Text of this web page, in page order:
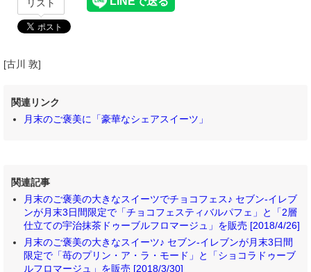
リスト
[古川 敦]
関連リンク
月末のご褒美に「豪華なシェアスイーツ」
関連記事
月末のご褒美の大きなスイーツでチョコフェス♪ セブン‐イレブ
ンが月末3日間限定で「チョコフェスティバルパフェ」と「2層
仕立ての宇治抹茶ドゥーブルフロマージュ」を販売 [2018/4/26]
月末のご褒美の大きなスイーツ♪ セブン‐イレブンが月末3日間
限定で「苺のプリン・ア・ラ・モード」と「ショコラドゥーブ
ルフロマージュ」を販売 [2018/3/30]